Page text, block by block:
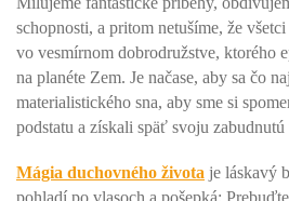
schopnosti, a pritom netušíme, že
vo vesmírnom dobrodružstve, ktorého
na planéte Zem. Je načase, aby sa čo
materialistického sna, aby sme si
podstatu a získali späť svoju
Mágia duchovného života je láskavý
pohladí po vlasoch a pošepká: